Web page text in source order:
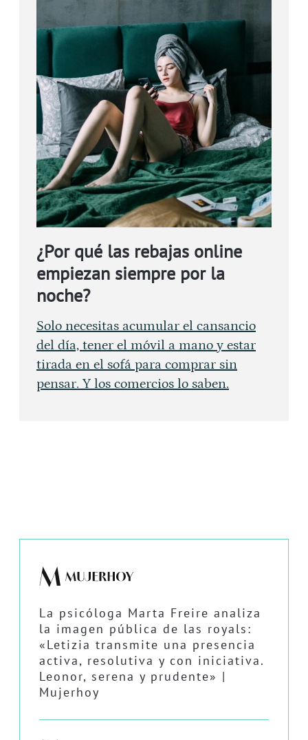
¿Por qué las rebajas online
empiezan siempre por la
noche?
Solo necesitas acumular el cansancio
del día, tener el móvil a mano y estar
tirada en el sofá para comprar sin
pensar. Y los comercios lo saben.
La psicóloga Marta Freire analiza
la imagen pública de las royals:
«Letizia transmite una presencia
activa, resolutiva y con iniciativa.
Leonor, serena y prudente» |
Mujerhoy